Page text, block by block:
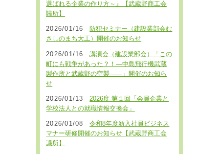
選ばれる企業の作り方～』【武蔵野商工会
議所】
2026/01/16
防犯セミナー（建設業部会む
さしのまち大工）開催のお知らせ
2026/01/16
講演会（建設業部会）「この
町にも戦争があった？！―中島飛行機武蔵
製作所と武蔵野の空襲――」開催のお知ら
せ
2026/01/13
2026度 第１回「会員企業と
学校法人との就職情報交換会」
2026/01/08
令和8年度新入社員ビジネス
マナー研修開催のお知らせ【武蔵野商工会
議所】